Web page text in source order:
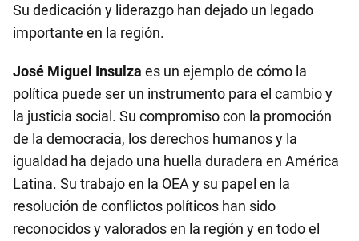
Su dedicación y liderazgo han dejado un legado
importante en la región.
José Miguel Insulza es un ejemplo de cómo la
política puede ser un instrumento para el cambio y
la justicia social. Su compromiso con la promoción
de la democracia, los derechos humanos y la
igualdad ha dejado una huella duradera en América
Latina. Su trabajo en la OEA y su papel en la
resolución de conflictos políticos han sido
reconocidos y valorados en la región y en todo el